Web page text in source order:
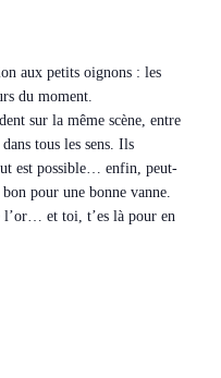
aux petits oignons : les
du moment.
sur la même scène, entre
tous les sens. Ils
est possible… enfin, peut-
pour une bonne vanne.
l’or… et toi, t’es là pour en